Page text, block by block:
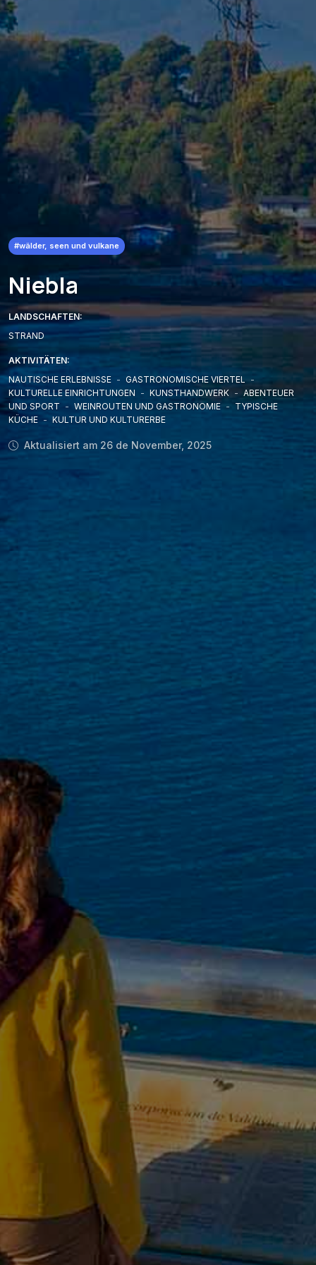
#wälder, seen und vulkane
Niebla
LANDSCHAFTEN:
STRAND
AKTIVITÄTEN:
NAUTISCHE ERLEBNISSE - GASTRONOMISCHE VIERTEL -
KULTURELLE EINRICHTUNGEN - KUNSTHANDWERK - ABENTEUER
UND SPORT - WEINROUTEN UND GASTRONOMIE - TYPISCHE
KÜCHE - KULTUR UND KULTURERBE
Aktualisiert am 26 de November, 2025